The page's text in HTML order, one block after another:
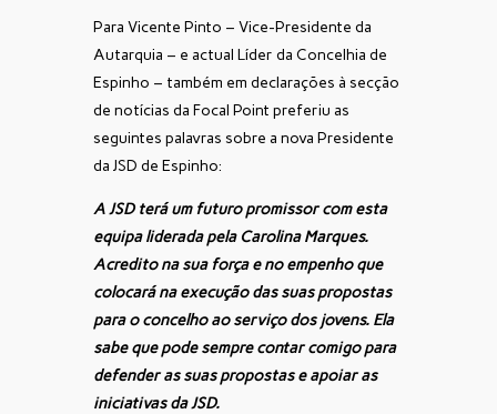
Para Vicente Pinto – Vice-Presidente da
Autarquia – e actual Líder da Concelhia de
Espinho – também em declarações à secção
de notícias da Focal Point preferiu as
seguintes palavras sobre a nova Presidente
da JSD de Espinho:
A JSD terá um futuro promissor com esta
equipa liderada pela Carolina Marques.
Acredito na sua força e no empenho que
colocará na execução das suas propostas
para o concelho ao serviço dos jovens. Ela
sabe que pode sempre contar comigo para
defender as suas propostas e apoiar as
iniciativas da JSD.